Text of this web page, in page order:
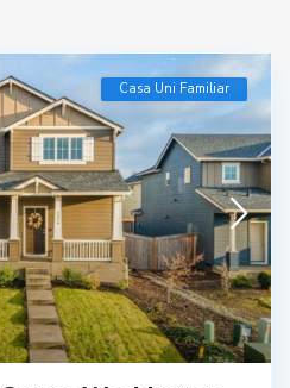
Casa Uni Familiar